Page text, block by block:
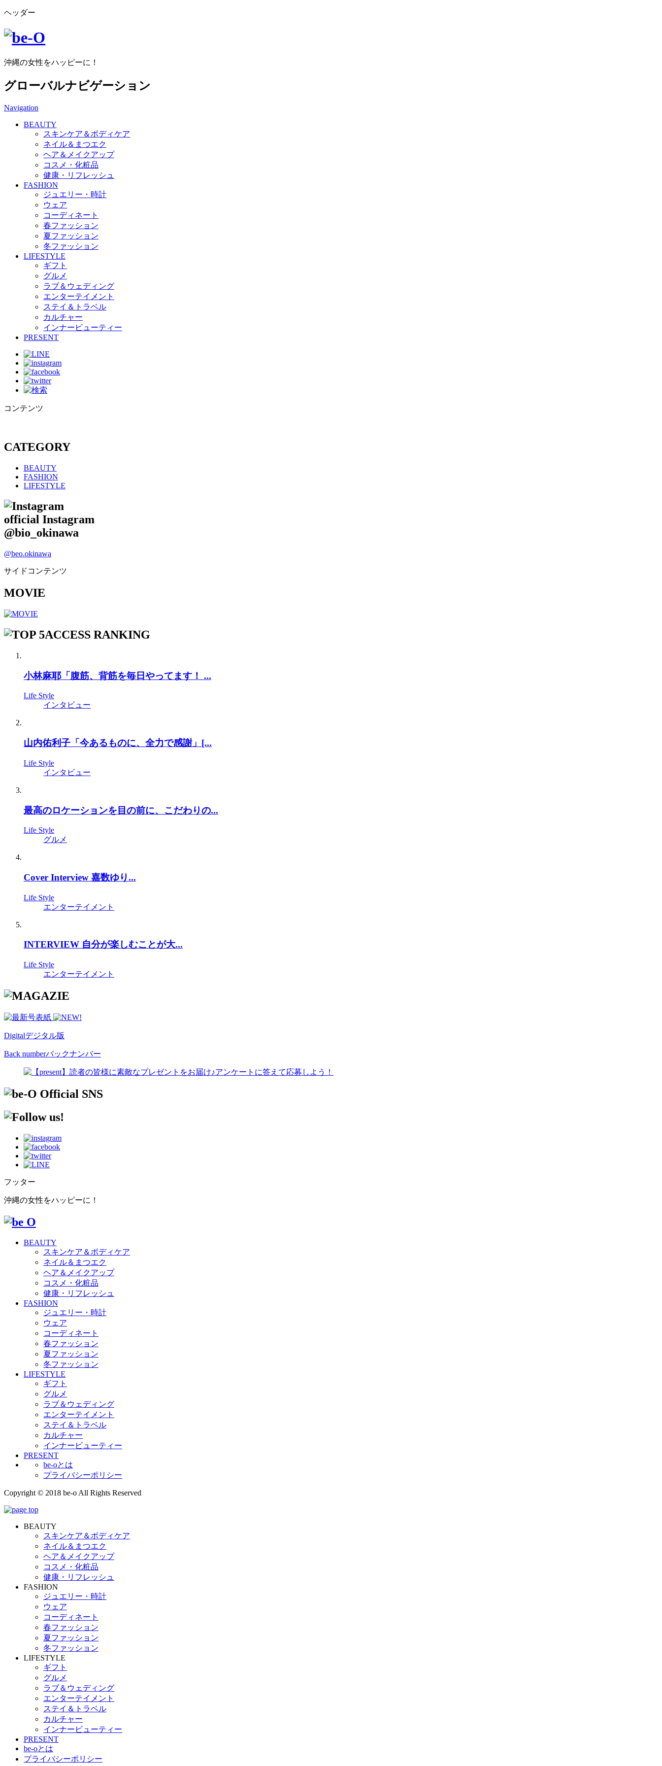
ヘッダー
沖縄の女性をハッピーに！
グローバルナビゲーション
Navigation
BEAUTY
スキンケア＆ボディケア
ネイル＆まつエク
ヘア＆メイクアップ
コスメ・化粧品
健康・リフレッシュ
FASHION
ジュエリー・時計
ウェア
コーディネート
春ファッション
夏ファッション
冬ファッション
LIFESTYLE
ギフト
グルメ
ラブ＆ウェディング
エンターテイメント
ステイ＆トラベル
カルチャー
インナービューティー
PRESENT
コンテンツ
CATEGORY
BEAUTY
FASHION
LIFESTYLE
official Instagram
@bio_okinawa
@beo.okinawa
サイドコンテンツ
MOVIE
ACCESS RANKING
小林麻耶「腹筋、背筋を毎日やってます！ ...
Life Style
インタビュー
山内佑利子「今あるものに、全力で感謝」[...
Life Style
インタビュー
最高のロケーションを目の前に、こだわりの...
Life Style
グルメ
Cover Interview 嘉数ゆり...
Life Style
エンターテイメント
INTERVIEW 自分が楽しむことが大...
Life Style
エンターテイメント
Digitalデジタル版
Back numberバックナンバー
フッター
沖縄の女性をハッピーに！
BEAUTY
スキンケア＆ボディケア
ネイル＆まつエク
ヘア＆メイクアップ
コスメ・化粧品
健康・リフレッシュ
FASHION
ジュエリー・時計
ウェア
コーディネート
春ファッション
夏ファッション
冬ファッション
LIFESTYLE
ギフト
グルメ
ラブ＆ウェディング
エンターテイメント
ステイ＆トラベル
カルチャー
インナービューティー
PRESENT
be-oとは
プライバシーポリシー
Copyright © 2018 be-o All Rights Reserved
BEAUTY
スキンケア＆ボディケア
ネイル＆まつエク
ヘア＆メイクアップ
コスメ・化粧品
健康・リフレッシュ
FASHION
ジュエリー・時計
ウェア
コーディネート
春ファッション
夏ファッション
冬ファッション
LIFESTYLE
ギフト
グルメ
ラブ＆ウェディング
エンターテイメント
ステイ＆トラベル
カルチャー
インナービューティー
PRESENT
be-oとは
プライバシーポリシー